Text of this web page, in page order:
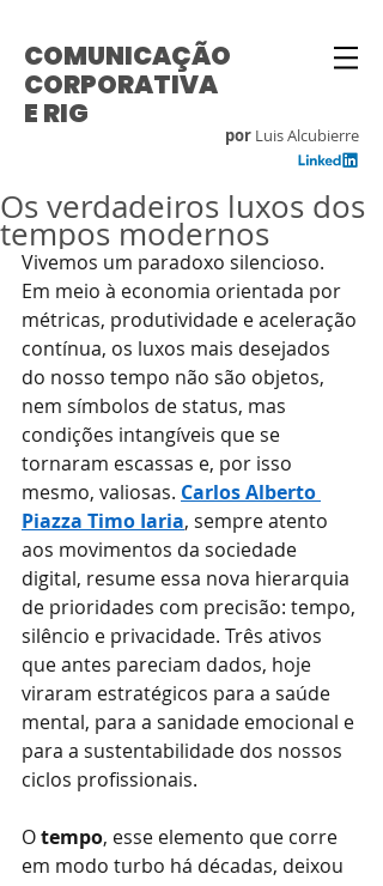
por Luis Alcubierre
COMUNICAÇÃO
CORPORATIVA
E RIG
Os verdadeiros luxos dos
tempos modernos
Vivemos um paradoxo silencioso.
Em meio à economia orientada por
métricas, produtividade e aceleração
contínua, os luxos mais desejados
do nosso tempo não são objetos,
nem símbolos de status, mas
condições intangíveis que se
tornaram escassas e, por isso
mesmo, valiosas. Carlos Alberto
Piazza Timo Iaria, sempre atento
aos movimentos da sociedade
digital, resume essa nova hierarquia
de prioridades com precisão: tempo,
silêncio e privacidade. Três ativos
que antes pareciam dados, hoje
viraram estratégicos para a saúde
mental, para a sanidade emocional e
para a sustentabilidade dos nossos
ciclos profissionais.
Otempo, esse elemento que corre
em modo turbo há décadas, deixou